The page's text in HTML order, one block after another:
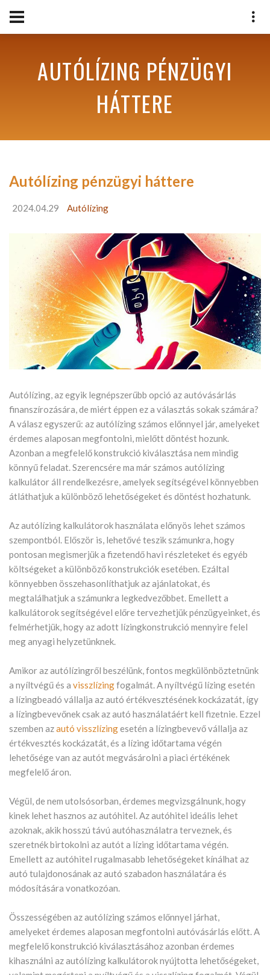
AUTÓLÍZING PÉNZÜGYI
HÁTTERE
Autólízing pénzügyi háttere
2024.04.29 Autólízing
Autólízing, az egyik legnépszerűbb opció az autóvásárlás
finanszírozására, de miért éppen ez a választás sokak számára?
A válasz egyszerű: az autólízing számos előnnyel jár, amelyeket
érdemes alaposan megfontolni, mielőtt döntést hozunk.
Azonban a megfelelő konstrukció kiválasztása nem mindig
könnyű feladat. Szerencsére ma már számos autólízing
kalkulátor áll rendelkezésre, amelyek segítségével könnyebben
átláthatjuk a különböző lehetőségeket és döntést hozhatunk.
Az autólízing kalkulátorok használata előnyös lehet számos
szempontból. Először is, lehetővé teszik számunkra, hogy
pontosan megismerjük a fizetendő havi részleteket és egyéb
költségeket a különböző konstrukciók esetében. Ezáltal
könnyebben összehasonlíthatjuk az ajánlatokat, és
megtalálhatjuk a számunkra legkedvezőbbet. Emellett a
kalkulátorok segítségével előre tervezhetjük pénzügyeinket, és
felmérhetjük, hogy az adott lízingkonstrukció mennyire felel
meg anyagi helyzetünknek.
Amikor az autólízingről beszélünk, fontos megkülönböztetnünk
a nyíltvégű és a visszlízingfogalmát. A nyíltvégű lízing esetén
a lízingbeadó vállalja az autó értékvesztésének kockázatát, így
a lízingbevevőnek csak az autó használatáért kell fizetnie. Ezzel
szemben azautó visszlízingesetén a lízingbevevő vállalja az
értékvesztés kockázatát, és a lízing időtartama végén
lehetősége van az autót megvásárolni a piaci értékének
megfelelő áron.
Végül, de nem utolsósorban, érdemes megvizsgálnunk, hogy
kinek lehet hasznos az autóhitel. Az autóhitel ideális lehet
azoknak, akik hosszú távú autóhasználatra terveznek, és
szeretnék birtokolni az autót a lízing időtartama végén.
Emellett az autóhitel rugalmasabb lehetőségeket kínálhat az
autó tulajdonosának az autó szabadon használatára és
módosítására vonatkozóan.
Összességében az autólízing számos előnnyel járhat,
amelyeket érdemes alaposan megfontolni autóvásárlás előtt. A
megfelelő konstrukció kiválasztásához azonban érdemes
kihasználni az autólízing kalkulátorok nyújtotta lehetőségeket,